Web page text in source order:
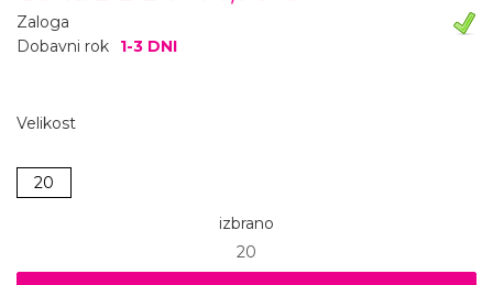
Zaloga
Dobavni rok
1-3 DNI
Velikost
20
izbrano
20